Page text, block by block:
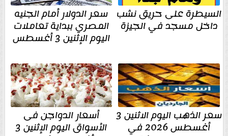
السيطرة على حريق نشب
داخل مسجد في الجيزة
سعر الدولار أمام الجنيه
المصري ببداية تعاملات
اليوم الإثنين 3 أغسطس
سعر الذهب اليوم الاثنين 3
أغسطس 2026 في
أسعار الدواجن فى
الأسواق اليوم الإثنين 3